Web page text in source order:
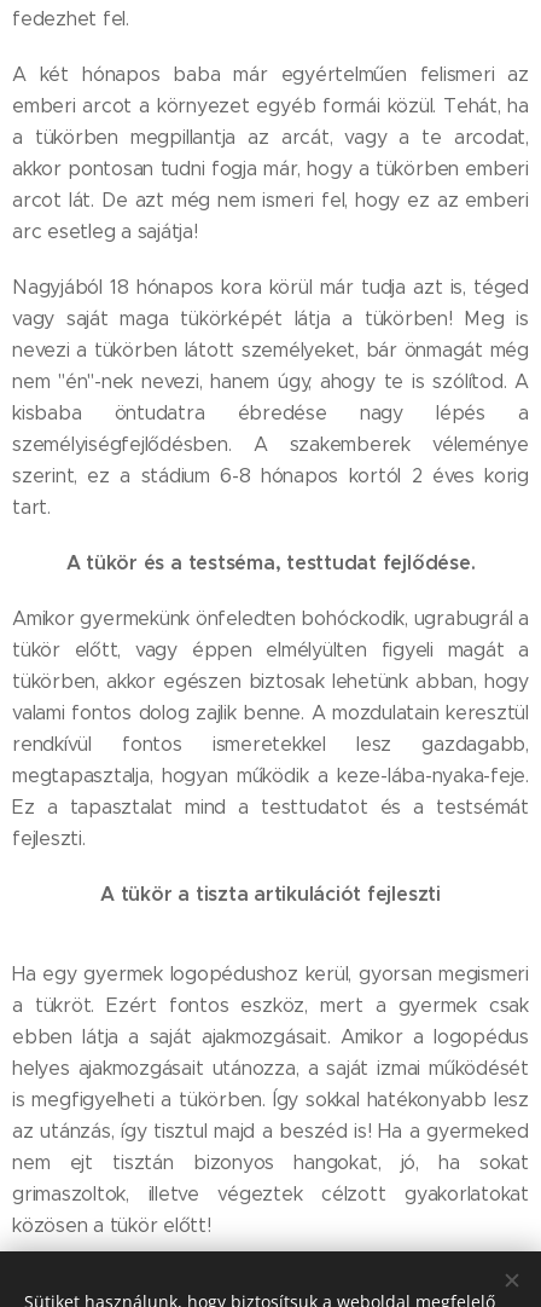
fedezhet fel.
A két hónapos baba már egyértelműen felismeri az
emberi arcot a környezet egyéb formái közül. Tehát, ha
a tükörben megpillantja az arcát, vagy a te arcodat,
akkor pontosan tudni fogja már, hogy a tükörben emberi
arcot lát. De azt még nem ismeri fel, hogy ez az emberi
arc esetleg a sajátja!
Nagyjából 18 hónapos kora körül már tudja azt is, téged
vagy saját maga tükörképét látja a tükörben! Meg is
nevezi a tükörben látott személyeket, bár önmagát még
nem "én"-nek nevezi, hanem úgy, ahogy te is szólítod. A
kisbaba öntudatra ébredése nagy lépés a
személyiségfejlődésben. A szakemberek véleménye
szerint, ez a stádium 6-8 hónapos kortól 2 éves korig
tart.
A tükör és a testséma, testtudat fejlődése.
Amikor gyermekünk önfeledten bohóckodik, ugrabugrál a
tükör előtt, vagy éppen elmélyülten figyeli magát a
tükörben, akkor egészen biztosak lehetünk abban, hogy
valami fontos dolog zajlik benne. A mozdulatain keresztül
rendkívül fontos ismeretekkel lesz gazdagabb,
megtapasztalja, hogyan működik a keze-lába-nyaka-feje.
Ez a tapasztalat mind a testtudatot és a testsémát
fejleszti.
A tükör a tiszta artikulációt fejleszti
Ha egy gyermek logopédushoz kerül, gyorsan megismeri
a tükröt. Ezért fontos eszköz, mert a gyermek csak
ebben látja a saját ajakmozgásait. Amikor a logopédus
helyes ajakmozgásait utánozza, a saját izmai működését
is megfigyelheti a tükörben. Így sokkal hatékonyabb lesz
az utánzás, így tisztul majd a beszéd is! Ha a gyermeked
nem ejt tisztán bizonyos hangokat, jó, ha sokat
grimaszoltok, illetve végeztek célzott gyakorlatokat
közösen a tükör előtt!
Sütiket használunk, hogy biztosítsuk a weboldal megfelelő